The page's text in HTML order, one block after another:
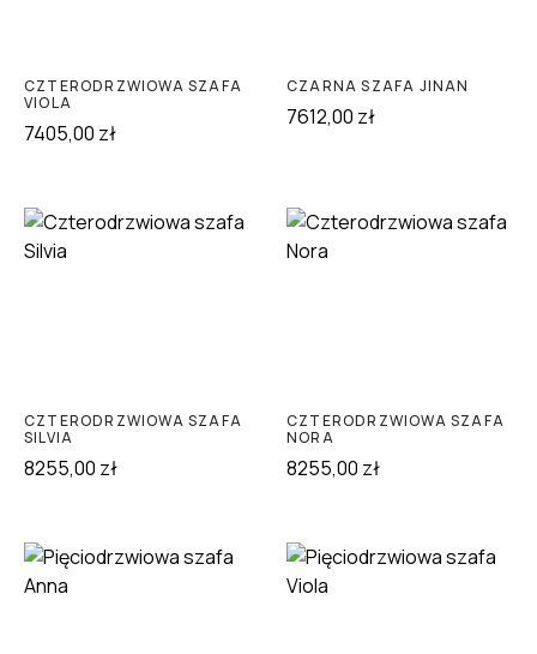
CZTERODRZWIOWA SZAFA
VIOLA
7405,00 zł
CZARNA SZAFA JINAN
7612,00 zł
CZTERODRZWIOWA SZAFA
SILVIA
8255,00 zł
CZTERODRZWIOWA SZAFA
NORA
8255,00 zł